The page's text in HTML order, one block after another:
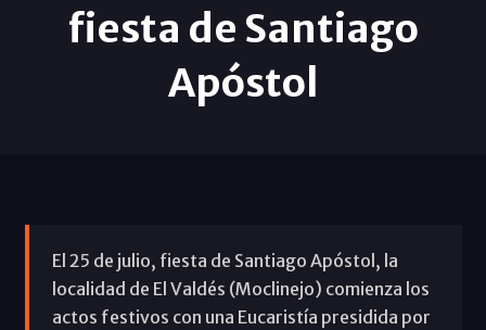
fiesta de Santiago
Apóstol
El 25 de julio, fiesta de Santiago Apóstol, la
localidad de El Valdés (Moclinejo) comienza los
actos festivos con una Eucaristía presidida por